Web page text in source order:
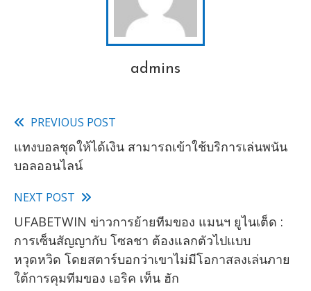
admins
Read
more
PREVIOUS POST
แทงบอลชุดให้ได้เงิน สามารถเข้าใช้บริการเล่นพนัน
บอลออนไลน์
NEXT POST
UFABETWIN ข่าวการย้ายทีมของ แมนฯ ยูไนเต็ด :
การเซ็นสัญญากับ โซลชา ต้องแลกตัวไปแบบ
หวุดหวิด โดยสตาร์บอกว่าเขาไม่มีโอกาสลงเล่นภาย
ใต้การคุมทีมของ เอริค เท็น ฮัก